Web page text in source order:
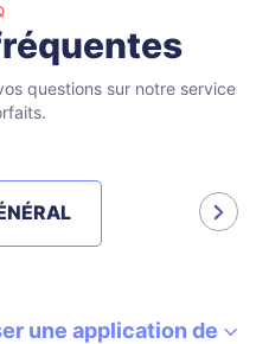
questions sur notre service
une application de